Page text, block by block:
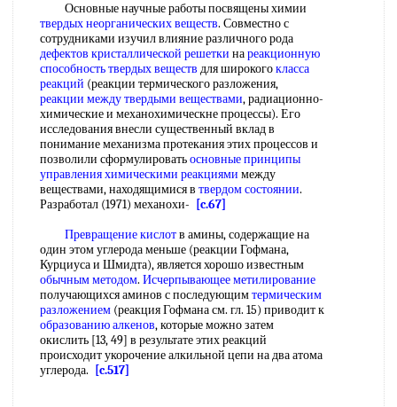
Основные научные работы посвящены химии
твердых неорганических веществ. Совместно с
сотрудниками изучил влияние различного рода
дефектов кристаллической решетки нареакционную
способностьтвердых веществ для широкогокласса
реакций (реакции термического разложения,
реакции между твердыми веществами, радиационно-
химические и механохимическне процессы). Его
исследования внесли существенный вклад в
понимание механизма протекания этих процессов и
позволили сформулироватьосновные принципы
управленияхимическими реакциями между
веществами, находящимися в твердом состоянии.
Разработал (1971) механохи-
[c.67]
Превращение кислотв амины, содержащие на
один этом углерода меньше (реакции Гофмана,
Курциуса и Шмидта), является хорошо известным
обычным методом. Исчерпывающее метилирование
получающихся аминов с последующимтермическим
разложением (реакция Гофмана см. гл. 15) приводит к
образованию алкенов, которые можно затем
окислить [13, 49] в результате этих реакций
происходит укорочение алкильной цепи на два атома
углерода.
[c.517]